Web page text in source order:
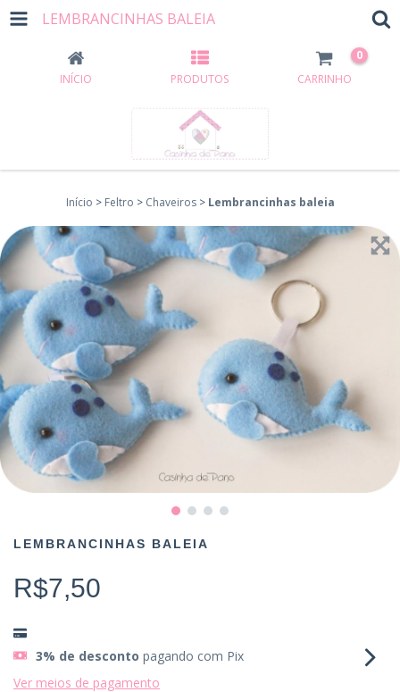
LEMBRANCINHAS BALEIA
INÍCIO PRODUTOS CARRINHO
0
Início > Feltro > Chaveiros > Lembrancinhas baleia
LEMBRANCINHAS BALEIA
R$7,50
3% de desconto pagando com Pix
Ver meios de pagamento